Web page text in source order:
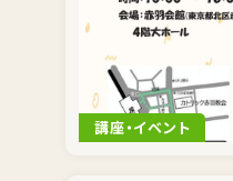
講座・イベント